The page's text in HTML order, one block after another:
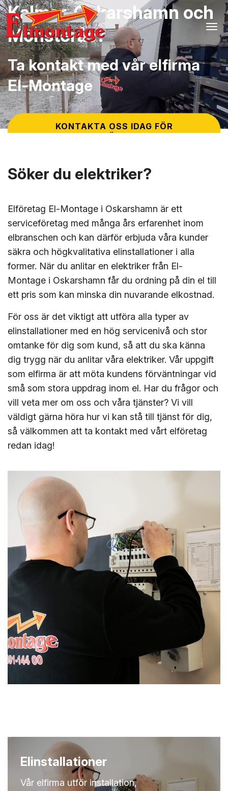
Kalmar, Oskarshamn och
Mönsterås?
Ta kontakt med vår elfirma
El-Montage
KONTAKTA OSS IDAG FÖR
PRISFÖRSLAG
Söker du elektriker?
Elföretag El-Montage i Oskarshamn är ett
serviceföretag med många års erfarenhet inom
elbranschen och kan därför erbjuda våra kunder
säkra och högkvalitativa elinstallationer i alla
former. När du anlitar en elektriker från El-
Montage i Oskarshamn får du ordning på din el till
ett pris som kan minska din nuvarande elkostnad.
För oss är det viktigt att utföra alla typer av
elinstallationer med en hög servicenivå och stor
omtanke för dig som kund, så att du ska känna
dig trygg när du anlitar våra elektriker. Vår uppgift
som elfirma är att möta kundens förväntningar vid
små som stora uppdrag inom el. Har du frågor och
vill veta mer om oss och våra tjänster? Vi vill
väldigt gärna höra hur vi kan stå till tjänst för dig,
så välkommen att ta kontakt med vårt elföretag
redan idag!
Elinstallationer
Vår elfirma utför installation,